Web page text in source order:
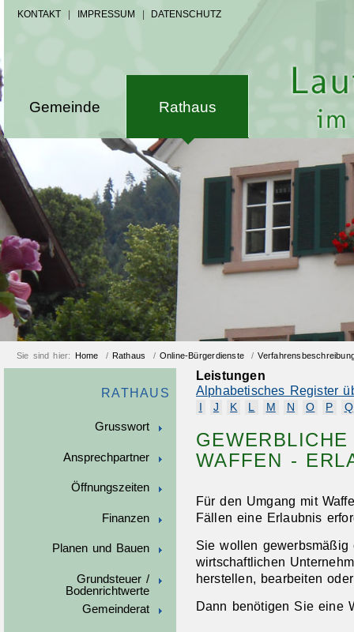
KONTAKT IMPRESSUM DATENSCHUTZ
Gemeinde Rathaus
Sie sind hier: Home / Rathaus / Online-Bürgerdienste /
RATHAUS
Grusswort
Ansprechpartner
Öffnungszeiten
Finanzen
Planen und Bauen
Grundsteuer /
Bodenrichtwerte
Gemeinderat
Leistungen
Alphabetisches Register
J K L M N O P Q
WAFFEN -
Für den Umgang mit
Fällen eine Erlaubnis
Sie wollen
wirtschaftlichen
herstellen, bearbeiten
Dann benötigen Sie eine